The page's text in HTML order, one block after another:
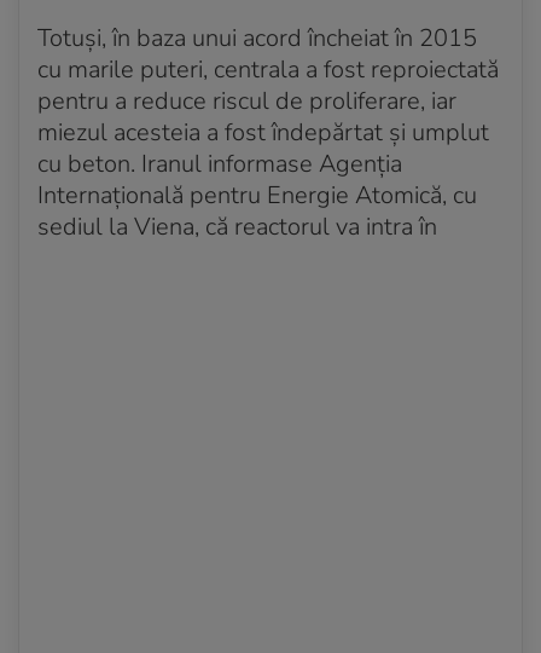
Totuși, în baza unui acord încheiat în 2015
cu marile puteri, centrala a fost reproiectată
pentru a reduce riscul de proliferare, iar
miezul acesteia a fost îndepărtat și umplut
cu beton. Iranul informase Agenția
Internațională pentru Energie Atomică, cu
sediul la Viena, că reactorul va intra în